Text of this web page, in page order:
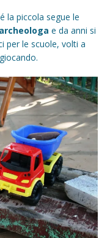
la piccola segue le
e da anni si
per le scuole, volti a